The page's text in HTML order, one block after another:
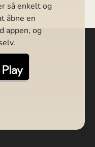
så enkelt og
åbne en
appen, og